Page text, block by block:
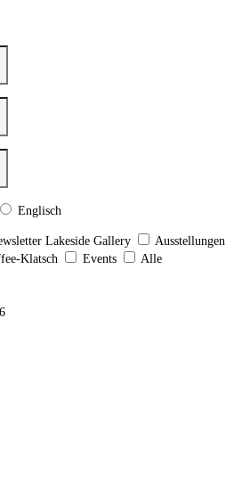
Englisch
Lakeside Gallery
Ausstellungen
Klatsch Events
Alle